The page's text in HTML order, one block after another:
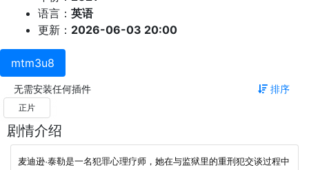
语言： 英语
更新： 2026-06-03 20:00
mtm3u8
无需安装任何插件 排序
正片
剧情介绍
麦迪逊·泰勒是一名犯罪心理疗师，她在与监狱里的重刑犯交谈过程中